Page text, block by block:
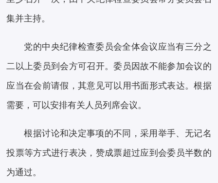
集并主持。
党的中央纪律检查委员会全体会议应当有三分之
二以上委员到会方可召开。委员因故不能参加会议的
应当在会前请假，其意见可以用书面形式表达。根据
需要，可以安排有关人员列席会议。
根据讨论和决定事项的不同，采用举手、无记名
投票等方式进行表决，赞成票超过应到会委员半数的
为通过。